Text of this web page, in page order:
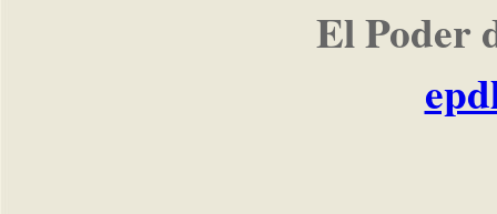
El Poder